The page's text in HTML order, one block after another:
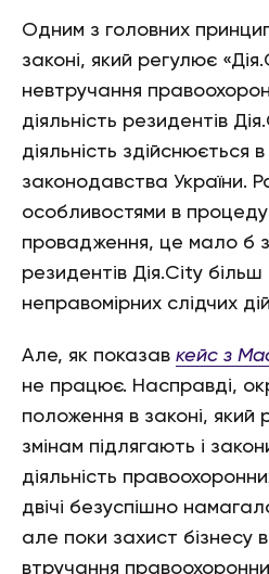
Одним з головних
законі, який регулює
невтручання
діяльність резидентів
діяльність здійснюється
законодавства України.
особливостями в
провадження, це мало б
резидентів Дія.City
неправомірних слідчих
Але, як показав кейс з
не працює. Насправді,
положення в законі, який
змінам підлягають і
діяльність
двічі безуспішно
але поки захист бізнесу
втручання